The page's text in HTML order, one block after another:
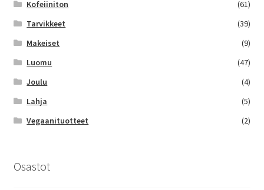
Kofeiiniton
(61)
Tarvikkeet
(39)
Makeiset
(9)
Luomu
(47)
Joulu
(4)
Lahja
(5)
Vegaanituotteet
(2)
Osastot